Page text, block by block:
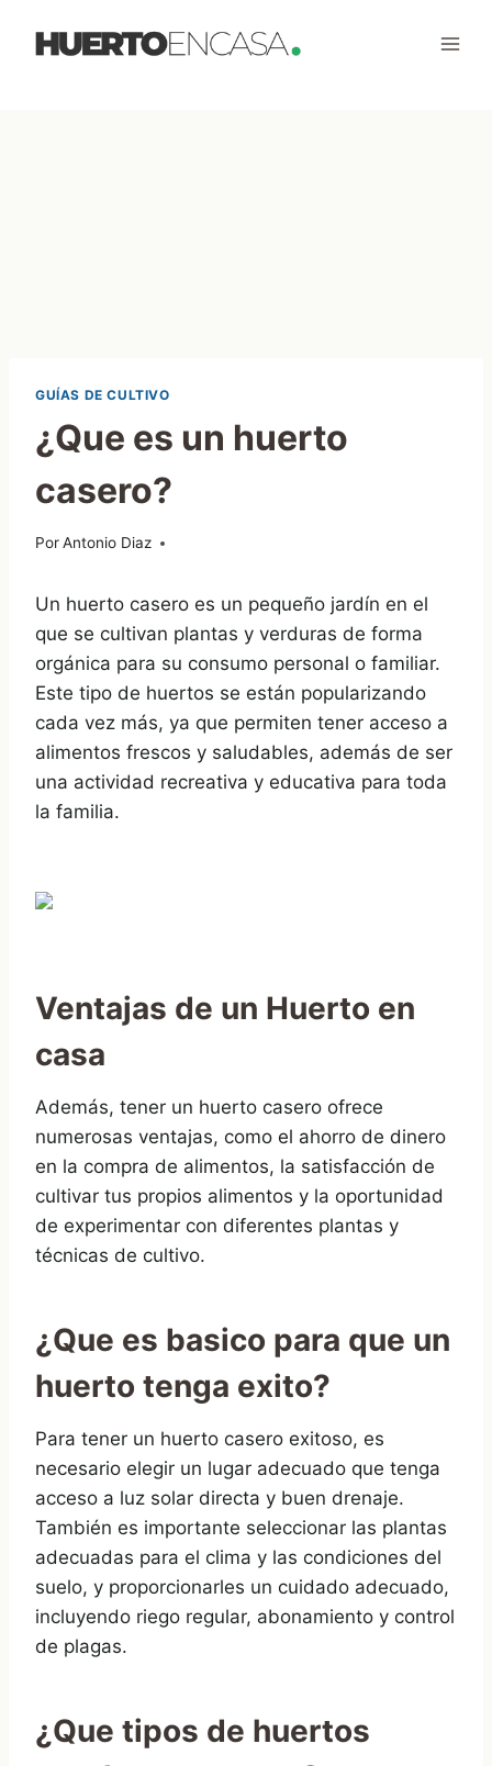
GUÍAS DE CULTIVO
¿Que es un huerto
casero?
PorAntonio Diaz
08/02/2023
Un huerto casero es un pequeño jardín en el
que se cultivan plantas y verduras de forma
orgánica para su consumo personal o familiar.
Este tipo de huertos se están popularizando
cada vez más, ya que permiten tener acceso a
alimentos frescos y saludables, además de ser
una actividad recreativa y educativa para toda
la familia.
Ventajas de un Huerto en
casa
Además, tener un huerto casero ofrece
numerosas ventajas, como el ahorro de dinero
en la compra de alimentos, la satisfacción de
cultivar tus propios alimentos y la oportunidad
de experimentar con diferentes plantas y
técnicas de cultivo.
¿Que es basico para que un
huerto tenga exito?
Para tener un huerto casero exitoso, es
necesario elegir un lugar adecuado que tenga
acceso a luz solar directa y buen drenaje.
También es importante seleccionar las plantas
adecuadas para el clima y las condiciones del
suelo, y proporcionarles un cuidado adecuado,
incluyendo riego regular, abonamiento y control
de plagas.
¿Que tipos de huertos